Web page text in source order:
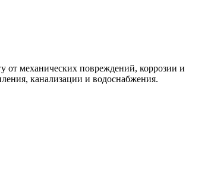
механических повреждений, коррозии и
канализации и водоснабжения.